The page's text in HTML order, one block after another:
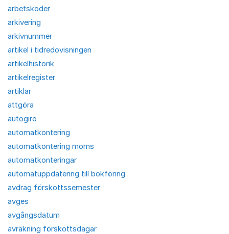
arbetskoder
arkivering
arkivnummer
artikel i tidredovisningen
artikelhistorik
artikelregister
artiklar
attgöra
autogiro
automatkontering
automatkontering moms
automatkonteringar
automatuppdatering till bokföring
avdrag förskottssemester
avges
avgångsdatum
avräkning förskottsdagar